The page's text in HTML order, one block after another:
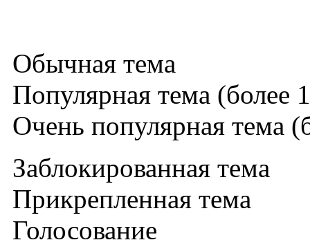
Обычная тема
Популярная тема (более
Очень популярная тема
Заблокированная тема
Прикрепленная тема
Голосование